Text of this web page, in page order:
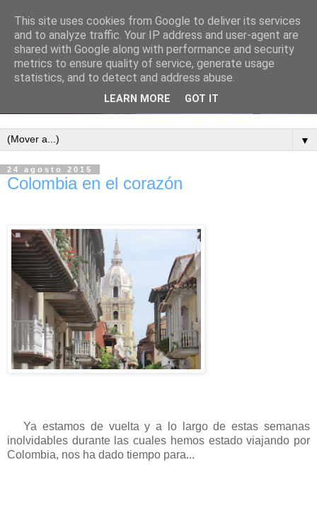
▼
24 agosto 2015
Colombia en el corazón
Ya estamos de vuelta y a lo largo de estas semanas
inolvidables durante las cuales hemos estado viajando por
Colombia, nos ha dado tiempo para...
This site uses cookies from Google to deliver its services
and to analyze traffic. Your IP address and user-agent are
shared with Google along with performance and security
metrics to ensure quality of service, generate usage
statistics, and to detect and address abuse.
LEARN MORE GOT IT